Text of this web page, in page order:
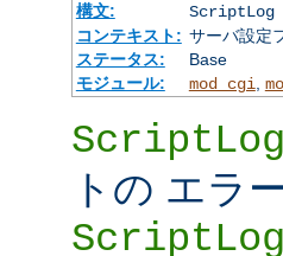
構文:
ScriptLog
コンテキスト: サーバ設定
ステータス:
Base
モジュール:
mod_cgi,
ScriptLog
トの エラ
ScriptLog